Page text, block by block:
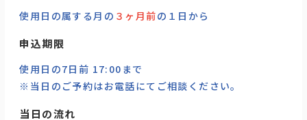
使用日の属する月の ３ヶ月前の１日から
申込期限
使用日の7日前 17:00まで
※当日のご予約はお電話にてご相談ください。
当日の流れ